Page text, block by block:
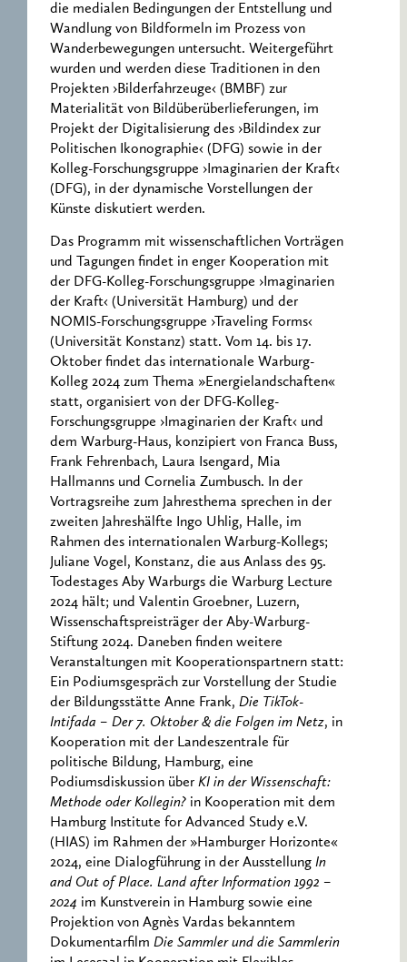
die medialen Bedingungen der Entstellung und
Wandlung von Bildformeln im Prozess von
Wanderbewegungen untersucht. Weitergeführt
wurden und werden diese Traditionen in den
Projekten ›Bilderfahrzeuge‹ (BMBF) zur
Materialität von Bildüberüberlieferungen, im
Projekt der Digitalisierung des ›Bildindex zur
Politischen Ikonographie‹ (DFG) sowie in der
Kolleg-Forschungsgruppe ›Imaginarien der Kraft‹
(DFG), in der dynamische Vorstellungen der
Künste diskutiert werden.
Das Programm mit wissenschaftlichen Vorträgen
und Tagungen findet in enger Kooperation mit
der DFG-Kolleg-Forschungsgruppe ›Imaginarien
der Kraft‹ (Universität Hamburg) und der
NOMIS-Forschungsgruppe ›Traveling Forms‹
(Universität Konstanz) statt. Vom 14. bis 17.
Oktober findet das internationale Warburg-
Kolleg 2024 zum Thema »Energielandschaften«
statt, organisiert von der DFG-Kolleg-
Forschungsgruppe ›Imaginarien der Kraft‹ und
dem Warburg-Haus, konzipiert von Franca Buss,
Frank Fehrenbach, Laura Isengard, Mia
Hallmanns und Cornelia Zumbusch. In der
Vortragsreihe zum Jahresthema sprechen in der
zweiten Jahreshälfte Ingo Uhlig, Halle, im
Rahmen des internationalen Warburg-Kollegs;
Juliane Vogel, Konstanz, die aus Anlass des 95.
Todestages Aby Warburgs die Warburg Lecture
2024 hält; und Valentin Groebner, Luzern,
Wissenschaftspreisträger der Aby-Warburg-
Stiftung 2024. Daneben finden weitere
Veranstaltungen mit Kooperationspartnern statt:
Ein Podiumsgespräch zur Vorstellung der Studie
der Bildungsstätte Anne Frank, Die TikTok-
Intifada – Der 7. Oktober & die Folgen im Netz, in
Kooperation mit der Landeszentrale für
politische Bildung, Hamburg, eine
Podiumsdiskussion über KI in der Wissenschaft:
Methode oder Kollegin? in Kooperation mit dem
Hamburg Institute for Advanced Study e.V.
(HIAS) im Rahmen der »Hamburger Horizonte«
2024, eine Dialogführung in der Ausstellung In
and Out of Place. Land after Information 1992 –
2024 im Kunstverein in Hamburg sowie eine
Projektion von Agnès Vardas bekanntem
Dokumentarfilm Die Sammler und die Sammlerin